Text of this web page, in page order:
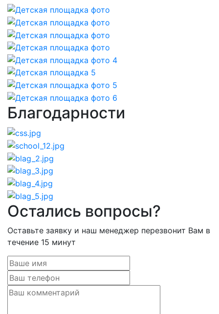
Благодарности
Остались вопросы?
Оставьте заявку и наш менеджер перезвонит Вам в
течение 15 минут